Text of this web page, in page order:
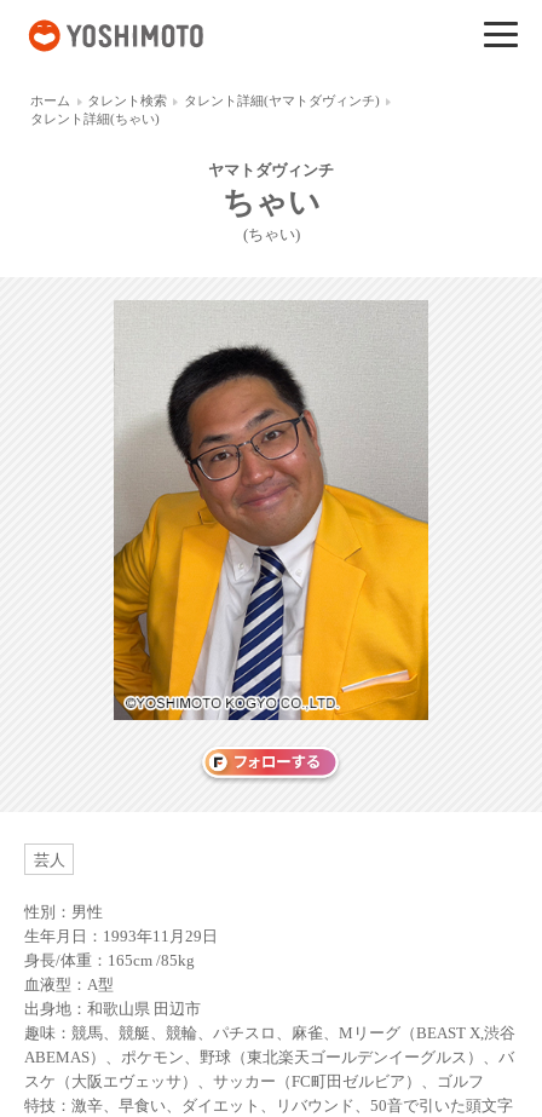
ホーム タレント検索
タレント詳細(ヤマトダヴィンチ)
タレント詳細(ちゃい)
ヤマトダヴィンチ
ちゃい
(ちゃい)
芸人
性別：男性
生年月日：1993年11月29日
身長/体重：165cm /85kg
血液型：A型
出身地：和歌山県 田辺市
趣味：競馬、競艇、競輪、パチスロ、麻雀、Mリーグ（BEAST X,渋谷
ABEMAS）、ポケモン、野球（東北楽天ゴールデンイーグルス）、バ
スケ（大阪エヴェッサ）、サッカー（FC町田ゼルビア）、ゴルフ
特技：激辛、早食い、ダイエット、リバウンド、50音で引いた頭文字